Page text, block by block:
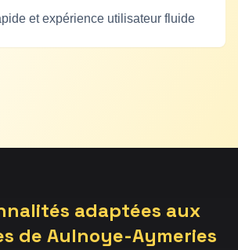
et expérience utilisateur fluide
adaptées aux
de Aulnoye-Aymeries